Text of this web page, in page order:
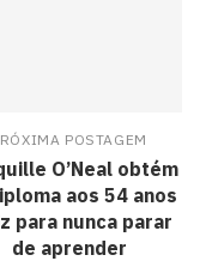
POSTAGEM
O’Neal obtém
aos 54 anos
para nunca parar
de aprender